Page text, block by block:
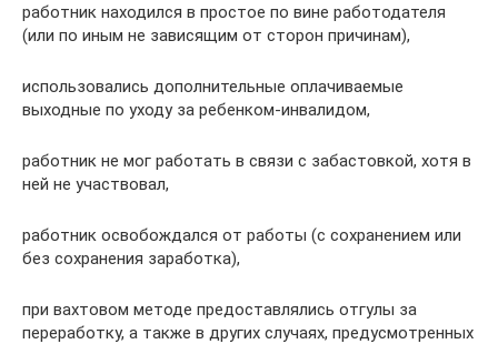
работник находился в простое по вине работодателя
(или по иным не зависящим от сторон причинам),
использовались дополнительные оплачиваемые
выходные по уходу за ребенком-инвалидом,
работник не мог работать в связи с забастовкой, хотя в
ней не участвовал,
работник освобождался от работы (с сохранением или
без сохранения заработка),
при вахтовом методе предоставлялись отгулы за
переработку, а также в других случаях, предусмотренных